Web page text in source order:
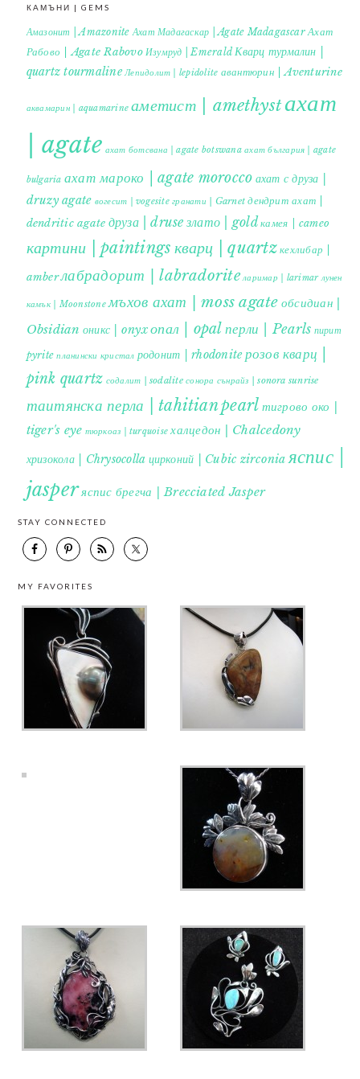
КАМЪНИ | GEMS
Амазонит | Amazonite Ахат Мадагаскар | Agate Madagascar Ахат
Рабово | Agate Rabovo Изумруд | Emerald Кварц турмалин |
quartz tourmaline Лепидолит | lepidolite авантюрин | Aventurine
аквамарин | aquamarine аметист | amethystахат
| agate ахат ботсвана | agate botswana ахат българия | agate
bulgaria ахат мароко | agate morocco ахат с друза |
druzy agate вогесит | vogesite гранати | Garnet дендрит ахат |
dendritic agate друза | druse злато | gold камея | cameo
картини | paintings кварц | quartzкехлибар |
amberлабрадорит | labradorite ларимар | larimar лунен
камък | Moonstone мъхов ахат | moss agate обсидиан |
Obsidian оникс | onyxопал | opal перли | Pearls пирит |
pyrite планински кристал родонит | rhodonite розов кварц |
pink quartz содалит | sodalite сонора сънрайз | sonora sunrise
таитянска перла | tahitian pearl тигрово око |
tiger's eye тюркоаз | turquoise халцедон | Chalcedony
хризокола | Chrysocolla цирконий | Cubic zirconia яспис |
jasperяспис брегча | Brecciated Jasper
STAY CONNECTED
MY FAVORITES